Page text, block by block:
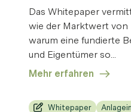
Das Whitepaper
wie der Marktwert
warum eine fundierte
und Eigentümer so...
Mehr erfahren
Whitepaper